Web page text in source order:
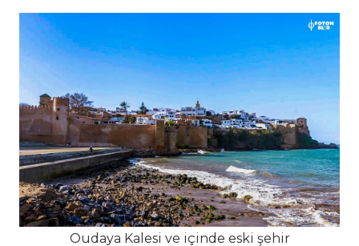
Oudaya Kalesi ve içinde eski şehir